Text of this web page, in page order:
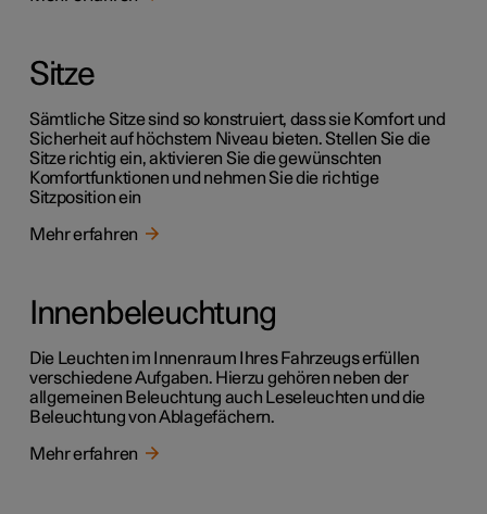
Sitze
Sämtliche Sitze sind so konstruiert, dass sie Komfort und
Sicherheit auf höchstem Niveau bieten. Stellen Sie die
Sitze richtig ein, aktivieren Sie die gewünschten
Komfortfunktionen und nehmen Sie die richtige
Sitzposition ein
Mehr erfahren
Innenbeleuchtung
Die Leuchten im Innenraum Ihres Fahrzeugs erfüllen
verschiedene Aufgaben. Hierzu gehören neben der
allgemeinen Beleuchtung auch Leseleuchten und die
Beleuchtung von Ablagefächern.
Mehr erfahren